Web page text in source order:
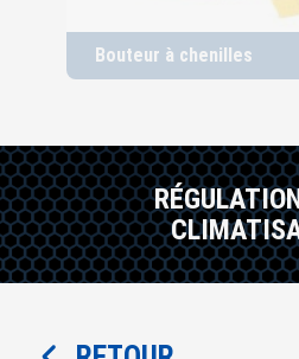
Bouteur à chenilles